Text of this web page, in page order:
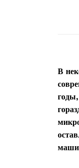
В